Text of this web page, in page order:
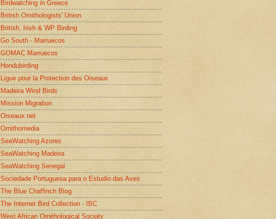
Birdwatching in Greece
British Ornithologists' Union
British, Irish & WP Birding
Go South - Marruecos
GOMAC Marruecos
Hondubirding
Ligue pour la Protection des Oiseaux
Madeira Wind Birds
Mission Migration
Oiseaux.net
Ornithomedia
SeaWatching Azores
SeaWatching Madeira
SeaWatching Senegal
Sociedade Portuguesa para o Estudio das Aves
The Blue Chaffinch Blog
The Internet Bird Collection - IBC
West African Ornithological Sociaty